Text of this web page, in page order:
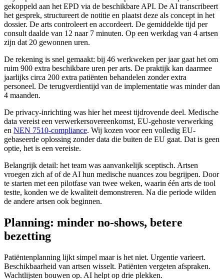
gekoppeld aan het EPD via de beschikbare API. De AI transcribeert
het gesprek, structureert de notitie en plaatst deze als concept in het
dossier. De arts controleert en accordeert. De gemiddelde tijd per
consult daalde van 12 naar 7 minuten. Op een werkdag van 4 artsen
zijn dat 20 gewonnen uren.
De rekening is snel gemaakt: bij 46 werkweken per jaar gaat het om
ruim 900 extra beschikbare uren per arts. De praktijk kan daarmee
jaarlijks circa 200 extra patiënten behandelen zonder extra
personeel. De terugverdientijd van de implementatie was minder dan
4 maanden.
De privacy-inrichting was hier het meest tijdrovende deel. Medische
data vereist een verwerkersovereenkomst, EU-gehoste verwerking
en NEN 7510-compliance. Wij kozen voor een volledig EU-
gebaseerde oplossing zonder data die buiten de EU gaat. Dat is geen
optie, het is een vereiste.
Belangrijk detail: het team was aanvankelijk sceptisch. Artsen
vroegen zich af of de AI hun medische nuances zou begrijpen. Door
te starten met een pilotfase van twee weken, waarin één arts de tool
testte, konden we de kwaliteit demonstreren. Na die periode wilden
de andere artsen ook beginnen.
Planning: minder no-shows, betere
bezetting
Patiëntenplanning lijkt simpel maar is het niet. Urgentie varieert.
Beschikbaarheid van artsen wisselt. Patiënten vergeten afspraken.
Wachtlijsten bouwen op. AI helpt op drie plekken.